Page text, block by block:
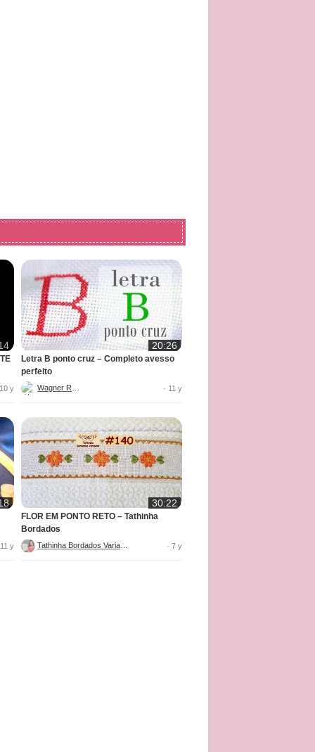
y
20:26
Letra B ponto cruz – Completo avesso
perfeito
· 11 y
y
30:22
FLOR EM PONTO RETO – Tathinha
Bordados
· 7 y